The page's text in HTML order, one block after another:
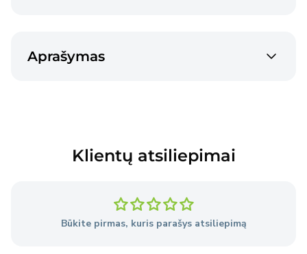
Venipak siunta
2-3 dienos
Prekės pristatomos per 2–3 darbo dienas nuo
Pardavėjo sandėlyje nėra reikiamų prekių.
Išsami informacijaapie pristatymo sąlygas.
Aprašymas
Klientų atsiliepimai
Būkite pirmas, kuris parašys atsiliepimą